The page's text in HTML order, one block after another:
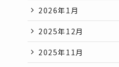
2026年1月
2025年12月
2025年11月